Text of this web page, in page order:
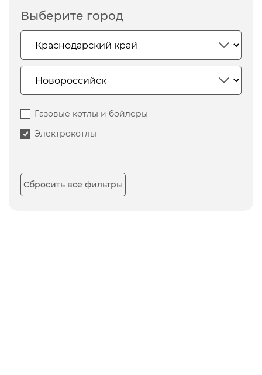
Выберите город
Газовые котлы и бойлеры
Электрокотлы
Сбросить все фильтры